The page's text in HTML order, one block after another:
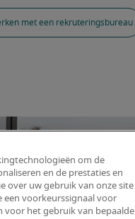
met een rekruteringsbureau
om de
en de prestaties en
over uw gebruik van onze site
een voorkeurssignaal voor
voor het gebruik van bepaalde